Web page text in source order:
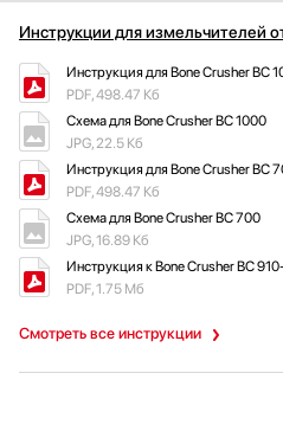
Инструкции для измельчителей
Смотреть все инструкции
Инструкция для Bone Crusher BC
PDF, 498.47 Кб
Схема для Bone Crusher BC 1000
JPG, 22.5 Кб
Инструкция для Bone Crusher BC
PDF, 498.47 Кб
Схема для Bone Crusher BC 700
JPG, 16.89 Кб
Инструкция к Bone Crusher BC
PDF, 1.75 Мб